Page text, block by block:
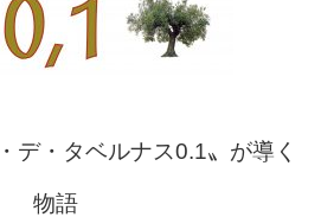
デ・タベルナス0.1〟が導く
物語